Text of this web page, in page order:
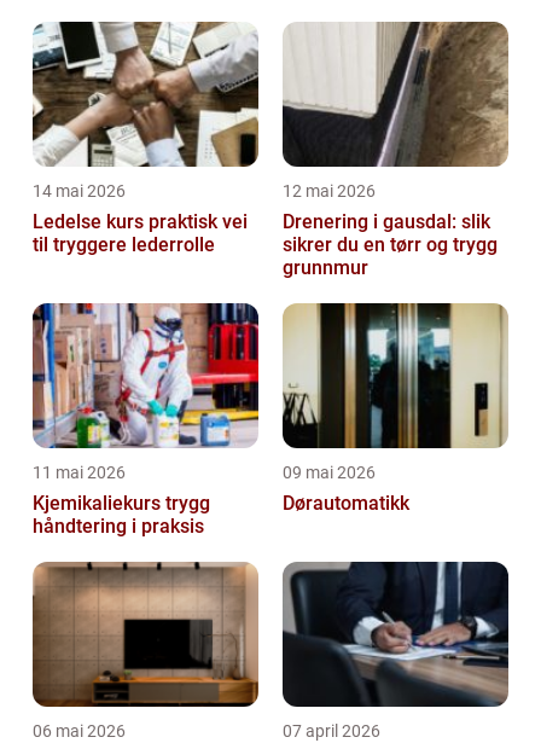
14 mai 2026
Ledelse kurs praktisk vei
til tryggere lederrolle
12 mai 2026
Drenering i gausdal: slik
sikrer du en tørr og trygg
grunnmur
11 mai 2026
Kjemikaliekurs trygg
håndtering i praksis
09 mai 2026
Dørautomatikk
06 mai 2026 07 april 2026